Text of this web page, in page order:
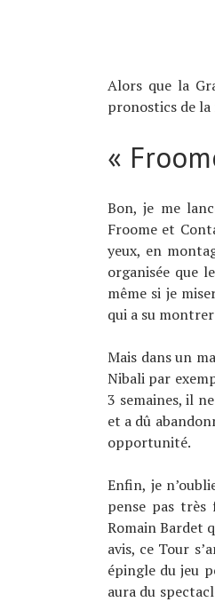
Alors que la
pronostics de
«
Bon, je me
Froome et
yeux, en
organisée que
même si je
qui a su
Mais dans un
Nibali par
3 semaines, il
et a dû
opportunité.
Enfin, je
pense pas
Romain Bardet
avis, ce Tour
épingle du jeu
aura du